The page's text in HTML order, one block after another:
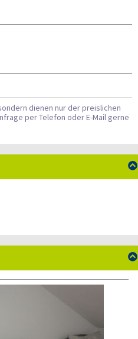
dienen nur der preislichen
per Telefon oder E-Mail gerne

